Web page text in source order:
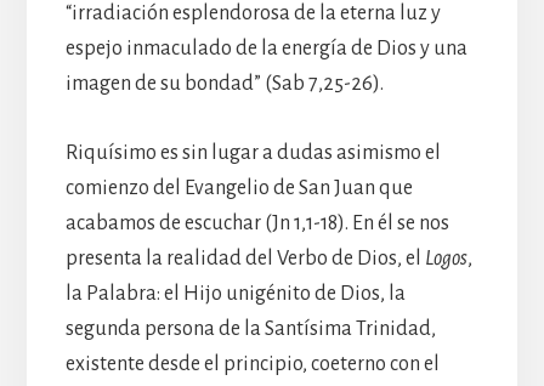
“irradiación esplendorosa de la eterna luz y
espejo inmaculado de la energía de Dios y una
imagen de su bondad” (Sab 7,25-26).
Riquísimo es sin lugar a dudas asimismo el
comienzo del Evangelio de San Juan que
acabamos de escuchar (Jn 1,1-18). En él se nos
presenta la realidad del Verbo de Dios, el Logos,
la Palabra: el Hijo unigénito de Dios, la
segunda persona de la Santísima Trinidad,
existente desde el principio, coeterno con el